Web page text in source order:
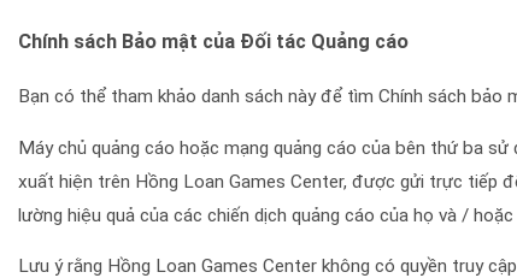
Chính sách Bảo mật của Đối tác Quảng cáo
Bạn có thể tham khảo danh sách này để tìm Chính sách
Máy chủ quảng cáo hoặc mạng quảng cáo của bên thứ ba
xuất hiện trên Hồng Loan Games Center, được gửi trực tiếp
lường hiệu quả của các chiến dịch quảng cáo của họ và /
Lưu ý rằng Hồng Loan Games Center không có quyền truy